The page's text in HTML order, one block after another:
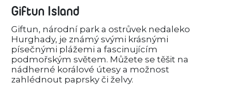
Giftun Island
Giftun, národní park a ostrůvek nedaleko
Hurghady, je známý svými krásnými
písečnými plážemi a fascinujícím
podmořským světem. Můžete se těšit na
nádherné korálové útesy a možnost
zahlédnout paprsky či želvy.